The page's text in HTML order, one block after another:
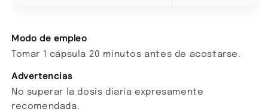
Modo de empleo
Tomar 1 cápsula 20 minutos antes de acostarse.
Advertencias
No superar la dosis diaria expresamente
recomendada.